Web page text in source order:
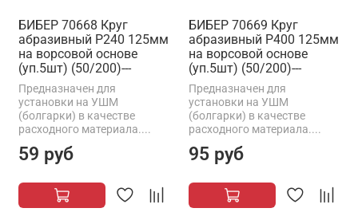
БИБЕР 70668 Круг
абразивный Р240 125мм
на ворсовой основе
(уп.5шт) (50/200)---
Предназначен для
установки на УШМ
(болгарки) в качестве
расходного материала....
59 руб
БИБЕР 70669 Круг
абразивный Р400 125мм
на ворсовой основе
(уп.5шт) (50/200)---
Предназначен для
установки на УШМ
(болгарки) в качестве
расходного материала....
95 руб